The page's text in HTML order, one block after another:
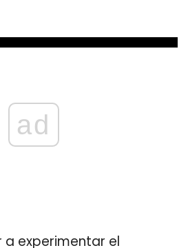
ad
experimentar el